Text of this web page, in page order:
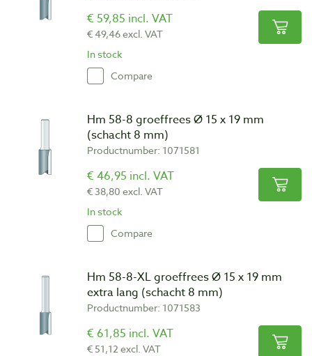
€ 59,85 incl. VAT
€ 49,46 excl. VAT
In stock
Compare
Hm 58-8 groeffrees Ø 15 x 19 mm
(schacht 8 mm)
Productnumber: 1071581
€ 46,95 incl. VAT
€ 38,80 excl. VAT
In stock
Compare
Hm 58-8-XL groeffrees Ø 15 x 19 mm
extra lang (schacht 8 mm)
Productnumber: 1071583
€ 61,85 incl. VAT
€ 51,12 excl. VAT